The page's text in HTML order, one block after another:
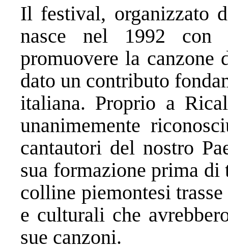
Il festival, organizzato
nasce nel 1992 con
promuovere la canzone
dato un contributo
italiana. Proprio a
unanimemente
cantautori del nostro
sua formazione prima di
colline piemontesi
e culturali che
sue canzoni.